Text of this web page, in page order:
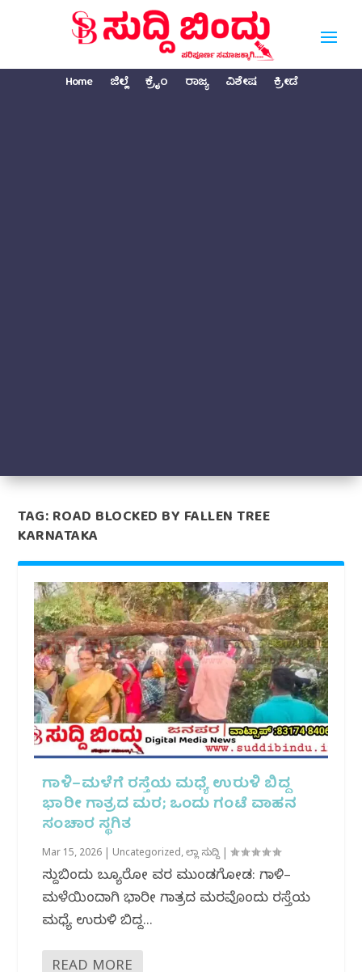
Home ಜಿಲ್ಲೆ ಕ್ರೈಂ ರಾಜ್ಯ ವಿಶೇಷ ಕ್ರೀಡೆ
TAG:ROAD BLOCKED BY FALLEN TREE
KARNATAKA
ಗಾಳಿ–ಮಳೆಗೆ ರಸ್ತೆಯ ಮಧ್ಯೆ ಉರುಳಿ ಬಿದ್ದ
ಭಾರೀ ಗಾತ್ರದ ಮರ; ಒಂದು ಗಂಟೆ ವಾಹನ
ಸಂಚಾರ ಸ್ಥಗಿತ
Mar 15, 2026 Uncategorized,ಜಿಲ್ಲಾ ಸುದ್ದಿ |
ಸುದ್ದಿಬಿಂದು ಬ್ಯೂರೋ ವರದಿ ಮುಂಡಗೋಡ: ಗಾಳಿ–
ಮಳೆಯಿಂದಾಗಿ ಭಾರೀ ಗಾತ್ರದ ಮರವೊಂದು ರಸ್ತೆಯ
ಮಧ್ಯೆ ಉರುಳಿ ಬಿದ್ದ...
READ MORE